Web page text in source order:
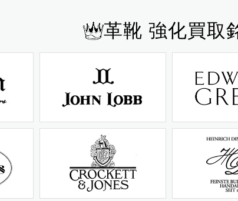
革靴 強化買取